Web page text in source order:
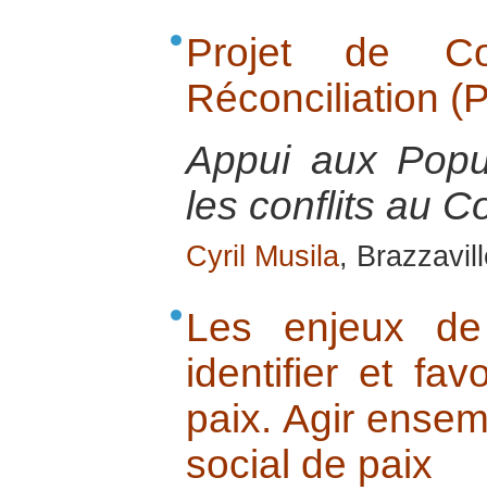
Projet de
Réconciliation
Appui aux
les conflits au
Cyril Musila,
Les enjeux
identifier et
paix. Agir
social de paix